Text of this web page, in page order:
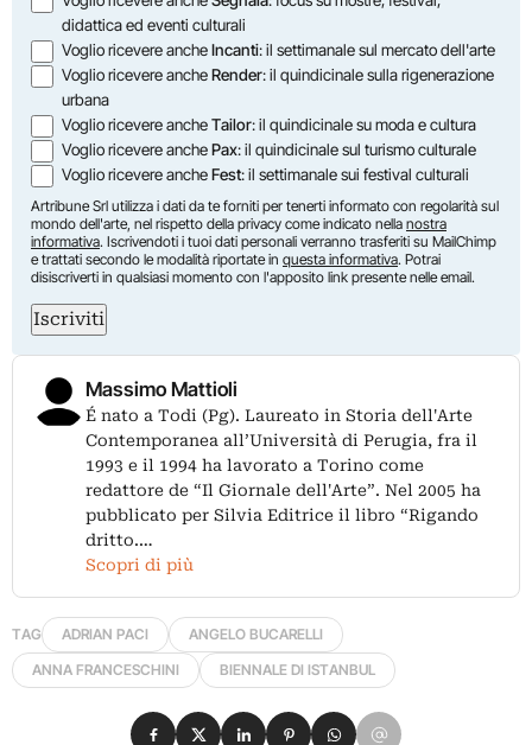
didattica ed eventi culturali
Voglio ricevere ancheIncanti: il settimanale sul mercato dell'arte
Voglio ricevere ancheRender: il quindicinale sulla rigenerazione
urbana
Voglio ricevere ancheTailor: il quindicinale su moda e cultura
Voglio ricevere anchePax: il quindicinale sul turismo culturale
Voglio ricevere ancheFest: il settimanale sui festival culturali
Artribune Srl utilizza i dati da te forniti per tenerti informato con regolarità sul
mondo dell'arte, nel rispetto della privacy come indicato nella nostra
informativa. Iscrivendoti i tuoi dati personali verranno trasferiti su MailChimp
e trattati secondo le modalità riportate in questa informativa. Potrai
disiscriverti in qualsiasi momento con l'apposito link presente nelle email.
Iscriviti
Massimo Mattioli
É nato a Todi (Pg). Laureato in Storia dell'Arte
Contemporanea all’Università di Perugia, fra il
1993 e il 1994 ha lavorato a Torino come
redattore de “Il Giornale dell'Arte”. Nel 2005 ha
pubblicato per Silvia Editrice il libro “Rigando
dritto.…
Scopri di più
TAG ADRIAN PACI
ANGELO BUCARELLI
ANNA FRANCESCHINI
BIENNALE DI ISTANBUL
Condividi su Facebook
Condividi su X
Condividi su LinkedIn
Condividi su Pinterest
Condividi su WhatsApp
Condividi su Email